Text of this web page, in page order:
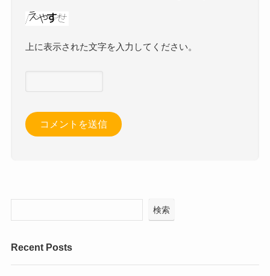
上に表示された文字を入力してください。
検索
Recent Posts